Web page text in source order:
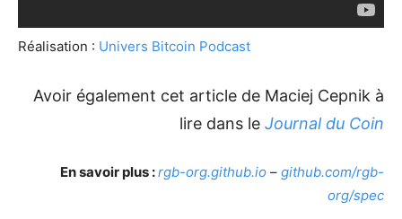
Réalisation : Univers Bitcoin Podcast
Avoir également cet article de Maciej Cepnik à
lire dans le Journal du Coin
En savoir plus :rgb-org.github.io – github.com/rgb-
org/spec